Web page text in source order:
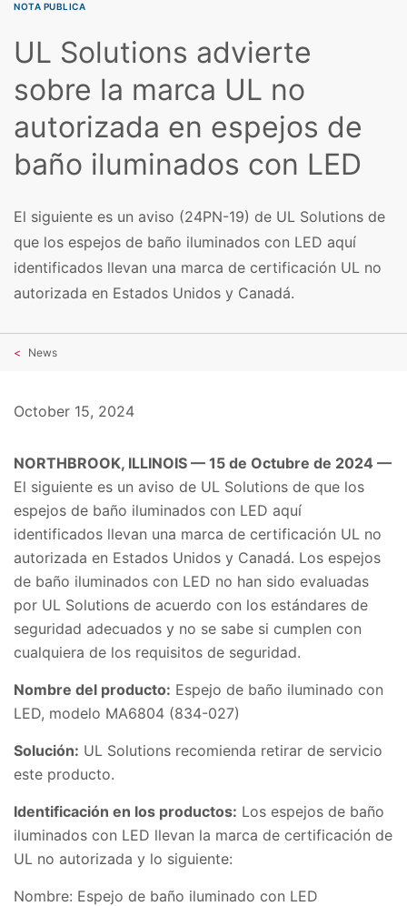
NOTA PUBLICA
UL Solutions advierte
sobre la marca UL no
autorizada en espejos de
baño iluminados con LED
El siguiente es un aviso (24PN-19) de UL Solutions de
que los espejos de baño iluminados con LED aquí
identificados llevan una marca de certificación UL no
autorizada en Estados Unidos y Canadá.
News
October 15, 2024
NORTHBROOK, ILLINOIS — 15 de Octubre de 2024 —
El siguiente es un aviso de UL Solutions de que los
espejos de baño iluminados con LED aquí
identificados llevan una marca de certificación UL no
autorizada en Estados Unidos y Canadá. Los espejos
de baño iluminados con LED no han sido evaluadas
por UL Solutions de acuerdo con los estándares de
seguridad adecuados y no se sabe si cumplen con
cualquiera de los requisitos de seguridad.
Nombre del producto: Espejo de baño iluminado con
LED, modelo MA6804 (834-027)
Solución: UL Solutions recomienda retirar de servicio
este producto.
Identificación en los productos: Los espejos de baño
iluminados con LED llevan la marca de certificación de
UL no autorizada y lo siguiente:
Nombre: Espejo de baño iluminado con LED